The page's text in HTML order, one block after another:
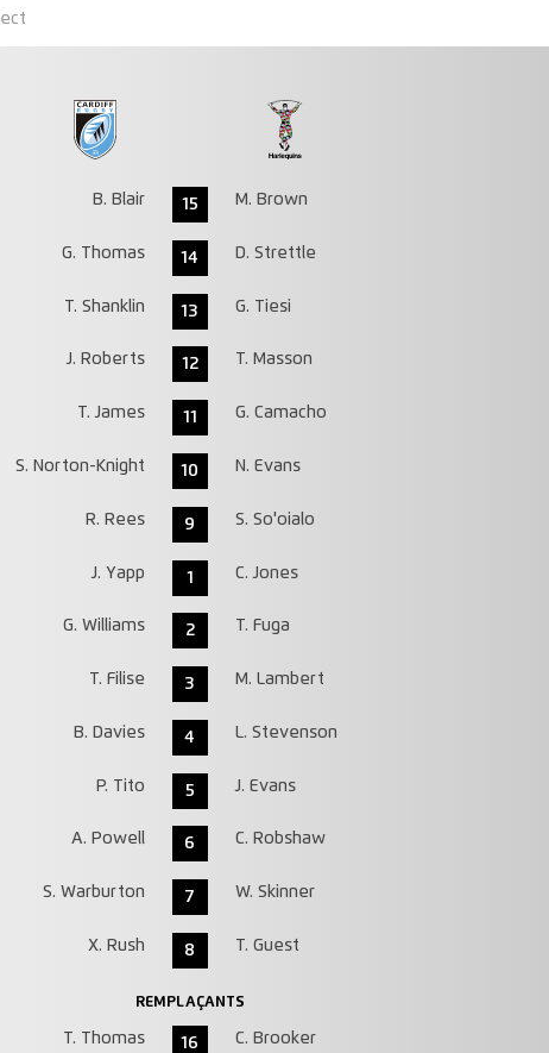
B. Blair 15 M. Brown
G. Thomas 14 D. Strettle
T. Shanklin 13 G. Tiesi
J. Roberts 12 T. Masson
T. James 11 G. Camacho
S. Norton-Knight 10 N. Evans
R. Rees 9 S. So'oialo
J. Yapp 1 C. Jones
G. Williams 2 T. Fuga
T. Filise 3 M. Lambert
B. Davies 4 L. Stevenson
P. Tito 5 J. Evans
A. Powell 6 C. Robshaw
S. Warburton 7 W. Skinner
X. Rush 8 T. Guest
REMPLAÇANTS
T. Thomas 16 C. Brooker